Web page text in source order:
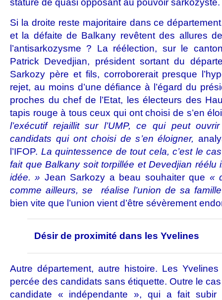
stature de quasi opposant au pouvoir sarkozyste.
Si la droite reste majoritaire dans ce
et la défaite de Balkany revêtent des allures
l’antisarkozysme ? La réélection, sur le
Patrick Devedjian, président sortant du
Sarkozy père et fils, corroborerait presque
rejet, au moins d’une défiance à l’égard du
proches du chef de l’Etat, les électeurs des
tapis rouge à tous ceux qui ont choisi de s’en
l’exécutif rejaillit sur l’UMP, ce qui peut
candidats qui ont choisi de s’en éloigner,
l’IFOP. La quintessence de tout cela, c’est le
fait que Balkany soit torpillée et Devedjian réélu
idée. » Jean Sarkozy a beau souhaiter que «
comme ailleurs, se réalise l’union de sa
bien vite que l’union vient d’être sévèrement
Désir de proximité dans les Yvelines
Autre département, autre histoire. Les
percée des candidats sans étiquette. Outre le
candidate « indépendante », qui a fait subir